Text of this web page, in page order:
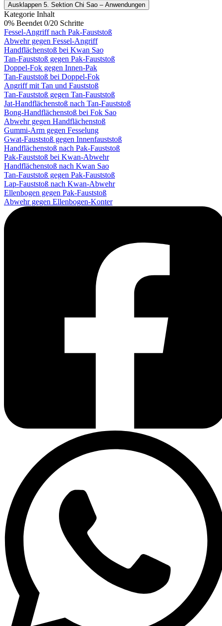
Ausklappen 5. Sektion Chi Sao – Anwendungen
Kategorie Inhalt
0% Beendet 0/20 Schritte
Fessel-Angriff nach Pak-Fauststoß
Abwehr gegen Fessel-Angriff
Handflächenstoß bei Kwan Sao
Tan-Fauststoß gegen Pak-Fauststoß
Doppel-Fok gegen Innen-Pak
Tan-Fauststoß bei Doppel-Fok
Angriff mit Tan und Fauststoß
Tan-Fauststoß gegen Tan-Fauststoß
Jat-Handflächenstoß nach Tan-Fauststoß
Bong-Handflächenstoß bei Fok Sao
Abwehr gegen Handflächenstoß
Gummi-Arm gegen Fesselung
Gwat-Fauststoß gegen Innenfauststoß
Handflächenstoß nach Pak-Fauststoß
Pak-Fauststoß bei Kwan-Abwehr
Handflächenstoß nach Kwan Sao
Tan-Fauststoß gegen Pak-Fauststoß
Lap-Fauststoß nach Kwan-Abwehr
Ellenbogen gegen Pak-Fauststoß
Abwehr gegen Ellenbogen-Konter